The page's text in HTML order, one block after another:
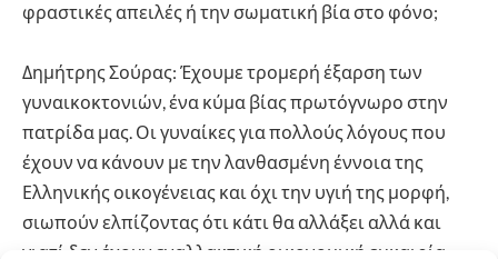
φραστικές απειλές ή την σωματική βία στο φόνο;
Δημήτρης Σούρας: Έχουμε τρομερή έξαρση των
γυναικοκτονιών, ένα κύμα βίας πρωτόγνωρο στην
πατρίδα μας. Οι γυναίκες για πολλούς λόγους που
έχουν να κάνουν με την λανθασμένη έννοια της
Ελληνικής οικογένειας και όχι την υγιή της μορφή,
σιωπούν ελπίζοντας ότι κάτι θα αλλάξει αλλά και
γιατί δεν έχουν εναλλακτική οικονομική ευκαιρία,